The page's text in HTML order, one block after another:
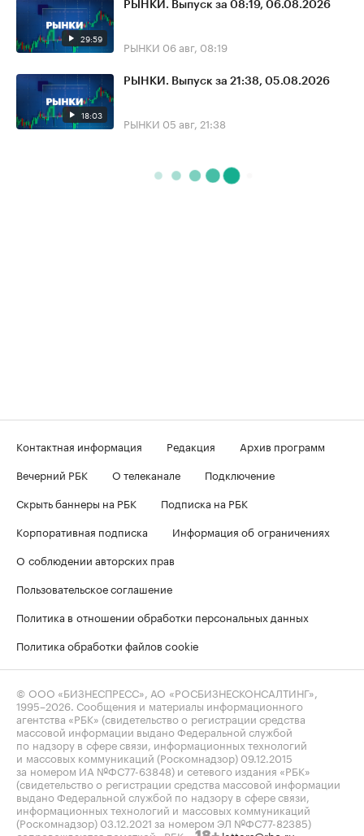
29:59
РЫНКИ. Выпуск за 08:19, 06.08.2026
РЫНКИ 06 авг, 08:19
18:03
РЫНКИ. Выпуск за 21:38, 05.08.2026
РЫНКИ 05 авг, 21:38
Контактная информация Редакция
Архив программ
Вечерний РБК
О телеканале
Подключение
Скрыть баннеры на РБК
Подписка на РБК
Корпоративная подписка
Информация об ограничениях
О соблюдении авторских прав
Пользовательское соглашение
Политика в отношении обработки персональных данных
Политика обработки файлов cookie
© ООО «БИЗНЕСПРЕСС», АО «РОСБИЗНЕСКОНСАЛТИНГ»,
1995–2026 . Сообщения и материалы информационного
агентства «РБК» (свидетельство о регистрации средства
массовой информации выдано Федеральной службой
по надзору в сфере связи, информационных технологий
и массовых коммуникаций (Роскомнадзор) 09.12.2015
за номером ИА №ФС77-63848) и сетевого издания «РБК»
(свидетельство о регистрации средства массовой информации
выдано Федеральной службой по надзору в сфере связи,
информационных технологий и массовых коммуникаций
(Роскомнадзор) 03.12.2021 за номером ЭЛ №ФС77-82385)